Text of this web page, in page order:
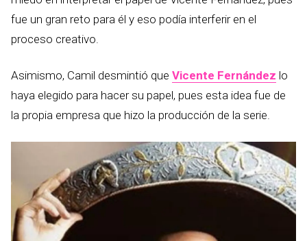
fue un gran reto para él y eso podía interferir en el
proceso creativo.
Asimismo, Camil desmintió que Vicente Fernández lo
haya elegido para hacer su papel, pues esta idea fue de
la propia empresa que hizo la producción de la serie.